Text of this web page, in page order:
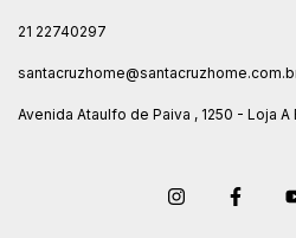
21 22740297
Avenida Ataulfo de Paiva , 1250 - Loja A